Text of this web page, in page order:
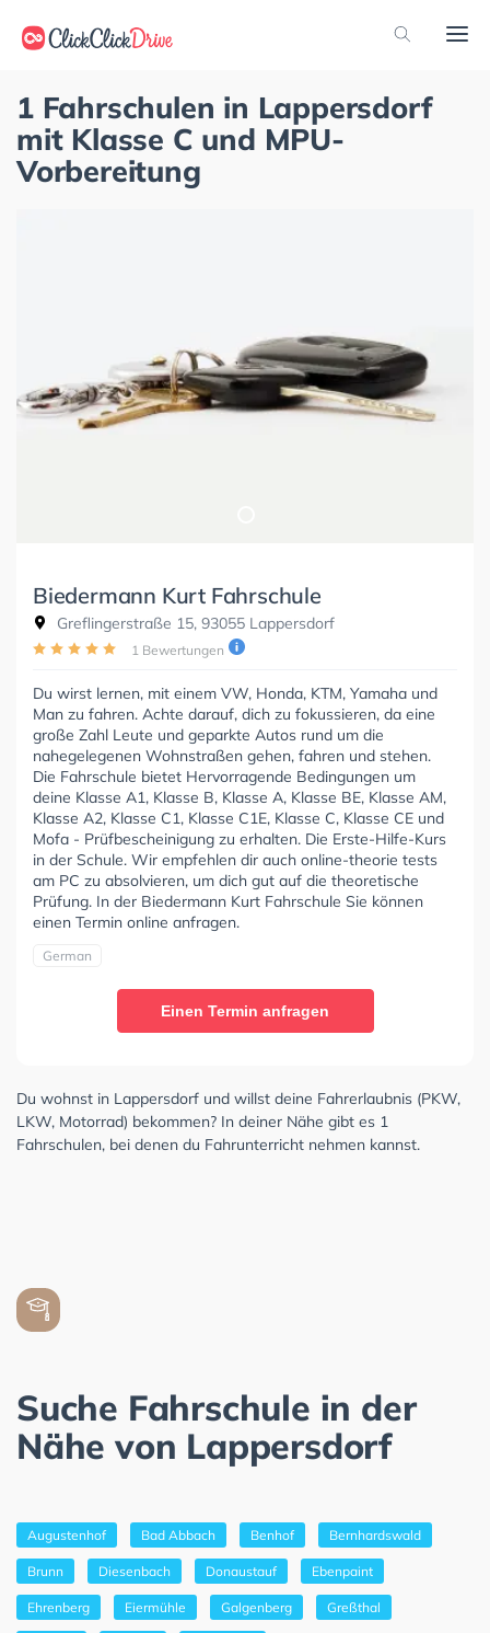
1 Fahrschulen in Lappersdorf
mit Klasse C und MPU-
Vorbereitung
Biedermann Kurt Fahrschule
Greflingerstraße 15, 93055 Lappersdorf
1 Bewertungen
Du wirst lernen, mit einem VW, Honda, KTM, Yamaha und
Man zu fahren. Achte darauf, dich zu fokussieren, da eine
große Zahl Leute und geparkte Autos rund um die
nahegelegenen Wohnstraßen gehen, fahren und stehen.
Die Fahrschule bietet Hervorragende Bedingungen um
deine Klasse A1, Klasse B, Klasse A, Klasse BE, Klasse AM,
Klasse A2, Klasse C1, Klasse C1E, Klasse C, Klasse CE und
Mofa - Prüfbescheinigung zu erhalten. Die Erste-Hilfe-Kurs
in der Schule. Wir empfehlen dir auch online-theorie tests
am PC zu absolvieren, um dich gut auf die theoretische
Prüfung. In der Biedermann Kurt Fahrschule Sie können
einen Termin online anfragen.
German
Einen Termin anfragen
Du wohnst in Lappersdorf und willst deine Fahrerlaubnis (PKW,
LKW, Motorrad) bekommen? In deiner Nähe gibt es 1
Fahrschulen, bei denen du Fahrunterricht nehmen kannst.
Suche Fahrschule in der
Nähe von Lappersdorf
Augustenhof Bad Abbach Benhof Bernhardswald
Brunn Diesenbach Donaustauf Ebenpaint
Ehrenberg Eiermühle Galgenberg Greßthal